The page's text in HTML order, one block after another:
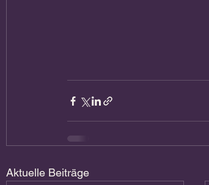
Aktuelle Beiträge